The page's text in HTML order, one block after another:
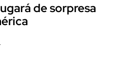
de sorpresa